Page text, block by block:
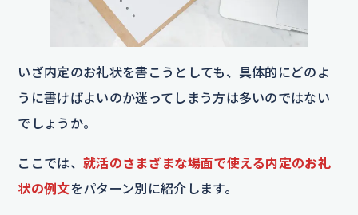
いざ内定のお礼状を書こうとしても、具体的にどのよ
うに書けばよいのか迷ってしまう方は多いのではない
でしょうか。
ここでは、 就活のさまざまな場面で使える内定のお礼
状の例文をパターン別に紹介します。